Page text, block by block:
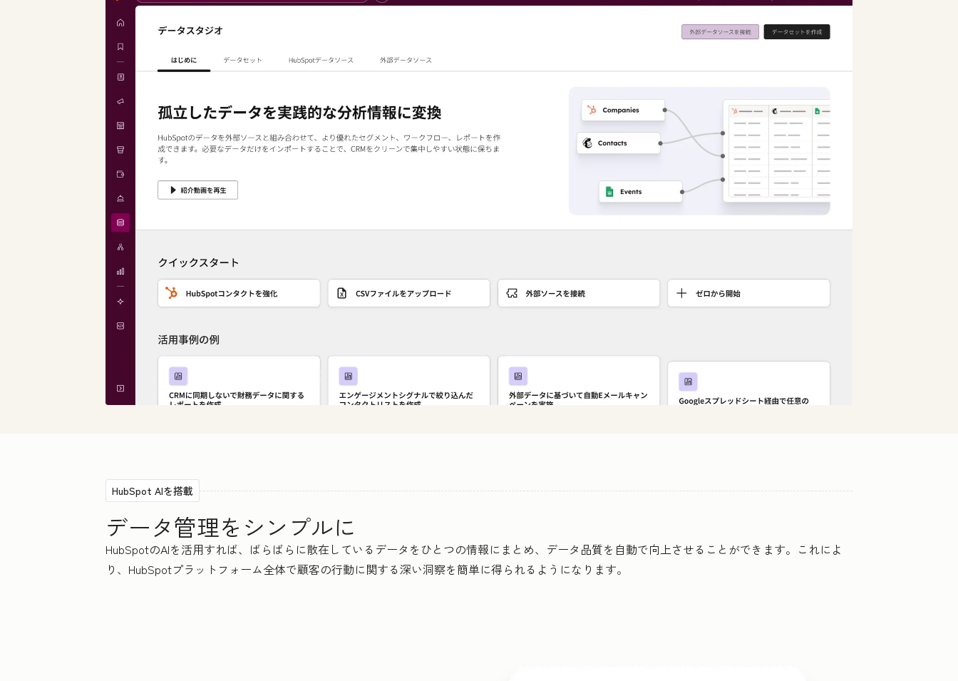
HubSpot AIを搭載
データ管理をシンプルに
HubSpotのAIを活用すれば、ばらばらに散在しているデータをひとつの情報にまとめ、データ品質を自動で向上させることができます。これによ
り、HubSpotプラットフォーム全体で顧客の行動に関する深い洞察を簡単に得られるようになります。